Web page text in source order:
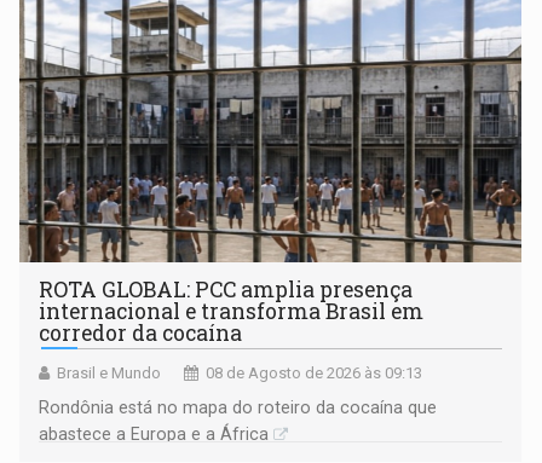
ROTA GLOBAL: PCC amplia presença
internacional e transforma Brasil em
corredor da cocaína
Brasil e Mundo 08 de Agosto de 2026 às 09:13
Rondônia está no mapa do roteiro da cocaína que
abastece a Europa e a África